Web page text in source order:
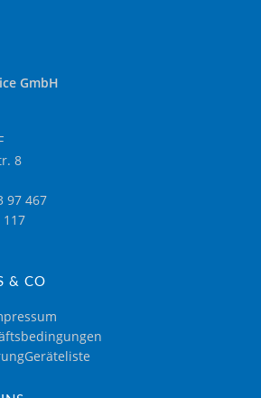
GmbH
8
97 467
117
& CO
Geräteliste